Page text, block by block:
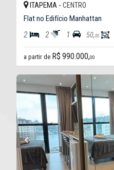
ITAPEMA - CENTRO
Flat no Edifício Manhattan
2 2 1 50,00
a partir de R$ 990.000,00